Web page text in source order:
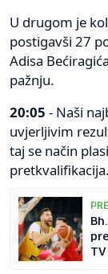
U drugom je
postigavši 27
Adisa
pažnju.
20:05 - Naši
uvjerljivim
taj se način
pretkvalifikacija.